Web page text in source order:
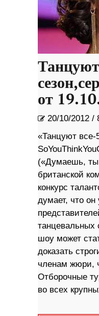
от
20/10/2012 /
«Танцуют
(«Думаешь, ты
британской
конкурс
думает, что
танцевальных
шоу может
доказать
членам жюри,
Отборочные
во всех